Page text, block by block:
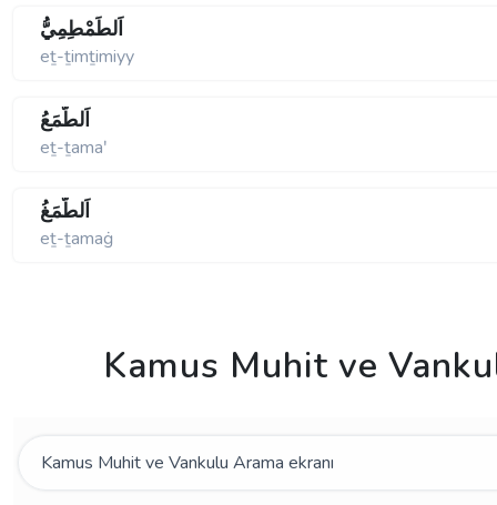
اَلطِّمْطِمِيُّ
eṯ-ṯimṯimiyy
اَلطَّمَعُ
eṯ-ṯamaʹ
اَلطَّمَغُ
eṯ-ṯamaġ
Kamus Muhit ve